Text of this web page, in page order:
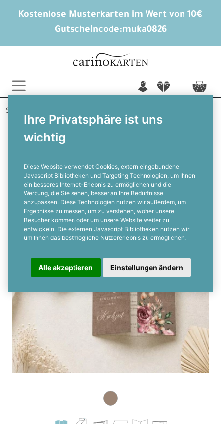
Kostenlose Musterkarten im Wert von 10€
Gutscheincode:muka0826
Ihre Privatsphäre ist uns
wichtig
Diese Website verwendet Cookies, extern eingebundene
Javascript Bibliotheken und Targeting Technologien, um Ihnen
ein besseres Internet-Erlebnis zu ermöglichen und die
Werbung, die Sie sehen, besser an Ihre Bedürfnisse
anzupassen. Diese Technologien nutzen wir außerdem, um
Ergebnisse zu messen, um zu verstehen, woher unsere
Besucher kommen oder um unsere Website weiter zu
entwickeln. Die externen Javascript Bibliotheken nutzen wir
um Ihnen das bestmögliche Nutzererlebnis zu ermöglichen.
Alle akzeptieren Einstellungen ändern
n f c
Startseite
Hochzeitseinladungen
Juana und Mattheo
Romantische Hochzeitseinladung in